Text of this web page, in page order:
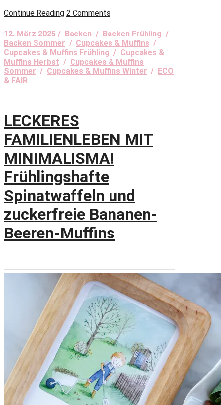
Continue Reading 2 Comments
12. März 2025 / Backen / Backen Frühling /
Backen Sommer / Cupcakes & Muffins /
Cupcakes & Muffins Frühling / Cupcakes &
Muffins Herbst / Cupcakes & Muffins
Sommer / Cupcakes & Muffins Winter / ECO
& FAIR
LECKERES
FAMILIENLEBEN MIT
MINIMALISMA!
Frühlingshafte
Spinatwaffeln und
zuckerfreie Bananen-
Beeren-Muffins